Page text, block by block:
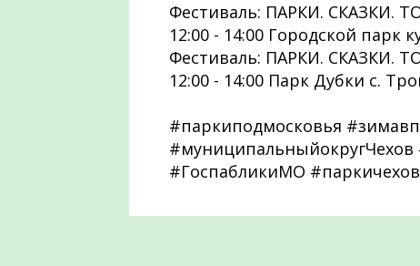
Фестиваль: ПАРКИ. СКАЗКИ.
12:00 - 14:00 Городской парк
Фестиваль: ПАРКИ. СКАЗКИ.
12:00 - 14:00 Парк Дубки с.
#паркиподмосковья
#муниципальныйокругЧехов
#ГоспабликиМО